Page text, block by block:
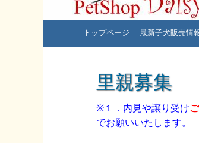
トップページ 最新子犬販売情
里親募集
※１．内見や譲り受け
でお願いいたします。